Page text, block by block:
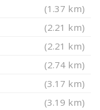
(1.37 km)
(2.21 km)
(2.21 km)
(2.74 km)
(3.17 km)
(3.19 km)